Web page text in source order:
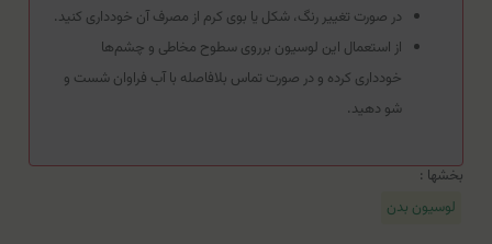
در صورت تغییر رنگ، شکل یا بوی کرم از مصرف آن خودداری کنید.
از استعمال این لوسیون برروی سطوح مخاطی و چشم‌ها
خودداری کرده و در صورت تماس بلافاصله با آب فراوان شست و
شو دهید.
بخشها :
لوسیون بدن